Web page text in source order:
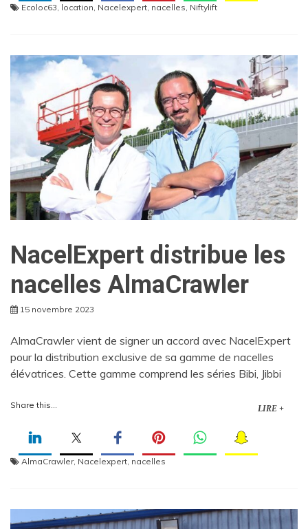
Ecoloc63, location, Nacelexpert, nacelles, Niftylift
NacelExpert distribue les
nacelles AlmaCrawler
15 novembre 2023
AlmaCrawler vient de signer un accord avec NacelExpert
pour la distribution exclusive de sa gamme de nacelles
élévatrices. Cette gamme comprend les séries Bibi, Jibbi
Share this... LIRE +
AlmaCrawler, Nacelexpert nacelles